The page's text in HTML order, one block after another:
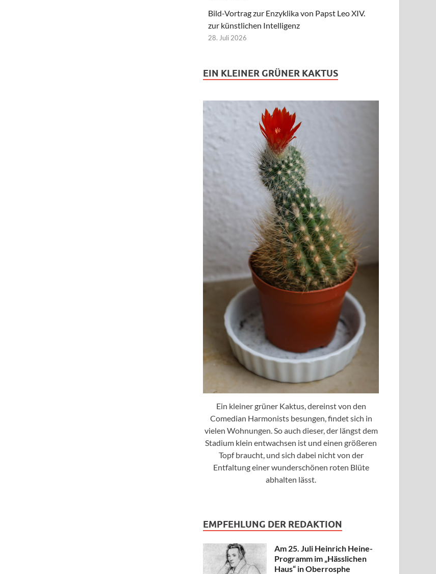
Bild-Vortrag zur Enzyklika von Papst Leo XIV.
zur künstlichen Intelligenz
28. Juli 2026
EIN KLEINER GRÜNER KAKTUS
Ein kleiner grüner Kaktus, dereinst von den
Comedian Harmonists besungen, findet sich in
vielen Wohnungen. So auch dieser, der längst dem
Stadium klein entwachsen ist und einen größeren
Topf braucht, und sich dabei nicht von der
Entfaltung einer wunderschönen roten Blüte
abhalten lässt.
EMPFEHLUNG DER REDAKTION
Am 25. Juli Heinrich Heine-
Programm im „Hässlichen
Haus“ in Oberrosphe